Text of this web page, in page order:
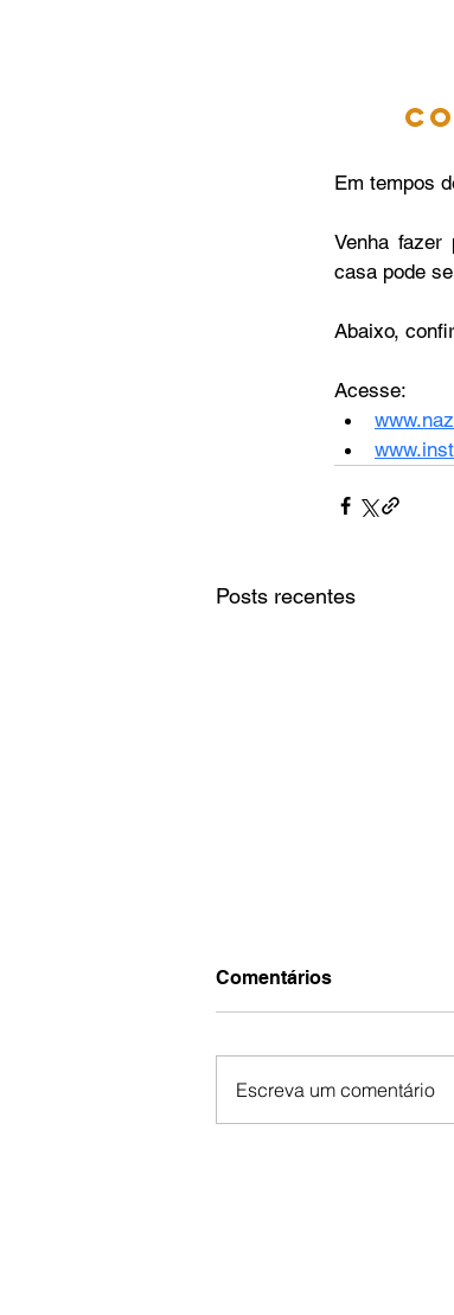
Em tempos
Venha fazer
casa pode
Abaixo,
Acesse:
Posts recentes
Vigília Somos
Comentários
Escreva um comentário